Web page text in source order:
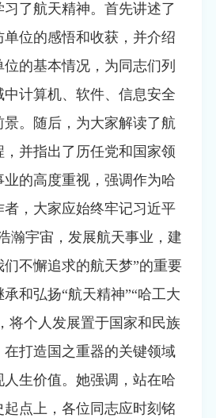
了航天精神。首先讲述了
单位的感悟和收获，并介绍
的基本情况，为同志们列
计算机、软件、信息安全
。随后，为大家解读了航
并指出了历任党和国家领
的高度重视，强调作为哈
，大家应始终牢记习近平
瀚宇宙，发展航天事业，建
不懈追求的航天梦”的重要
和弘扬“航天精神”“哈工大
将个人发展置于国家和民族
打造国之重器的关键领域
生价值。她强调，站在哈
点上，各位同志应时刻铭